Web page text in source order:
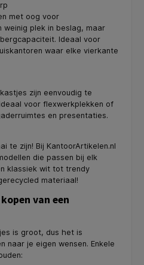
met oog voor
weinig plek in beslag, maar
Ideaal voor
waar elke vierkante
zijn eenvoudig te
voor flexwerkplekken of
en presentaties.
te zijn! Bij KantoorArtikelen.nl
die passen bij elk
klassiek wit tot trendy
materiaal!
van een
is groot, dus het is
naar je eigen wensen. Enkele